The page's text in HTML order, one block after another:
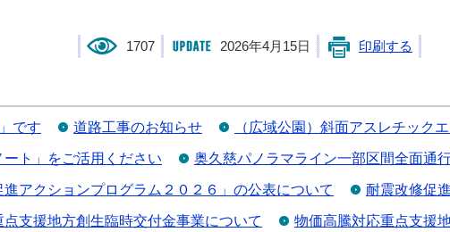
1707 2026年4月15日 印刷する
です 道路工事のお知らせ （広域公園）斜面アスレチック
ート」をご活用ください 奥久慈パノラマライン一部区間全面通
進アクションプログラム２０２６」の公表について 耐震改修促
支援地方創生臨時交付金事業について 物価高騰対応重点支援